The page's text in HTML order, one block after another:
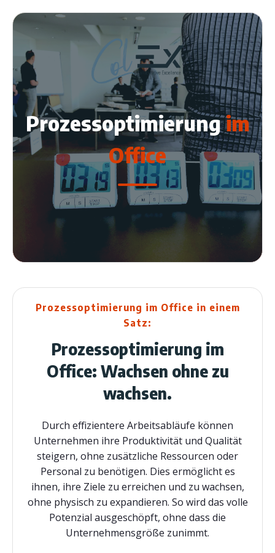
Prozessoptimierungim
Office
Prozessoptimierung im Office in einem
Satz:
Prozessoptimierung im
Office: Wachsen ohne zu
wachsen.
Durch effizientere Arbeitsabläufe können
Unternehmen ihre Produktivität und Qualität
steigern, ohne zusätzliche Ressourcen oder
Personal zu benötigen. Dies ermöglicht es
ihnen, ihre Ziele zu erreichen und zu wachsen,
ohne physisch zu expandieren. So wird das volle
Potenzial ausgeschöpft, ohne dass die
Unternehmensgröße zunimmt.